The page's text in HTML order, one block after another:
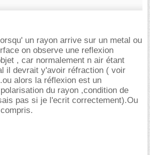
un rayon arrive sur un metal ou
on observe une reflexion
, car normalement n air étant
il devrait y'avoir réfraction ( voir
alors la réflexion est un
du rayon ,condition de
pas si je l'ecrit correctement).Ou